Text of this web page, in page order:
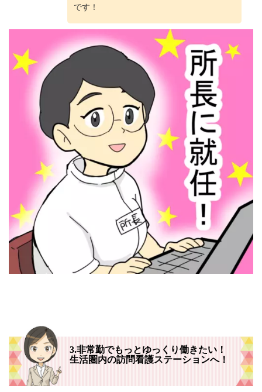
です！
3.非常勤でもっとゆっくり働きたい！
生活圏内の訪問看護ステーションへ！